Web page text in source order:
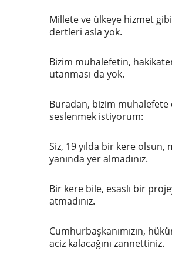
Millete ve ülkeye hizmet
dertleri asla yok.
Bizim muhalefetin,
utanması da yok.
Buradan, bizim muhalefete
seslenmek istiyorum:
Siz, 19 yılda bir kere olsun,
yanında yer almadınız.
Bir kere bile, esaslı bir
atmadınız.
Cumhurbaşkanımızın,
aciz kalacağını zannettiniz.